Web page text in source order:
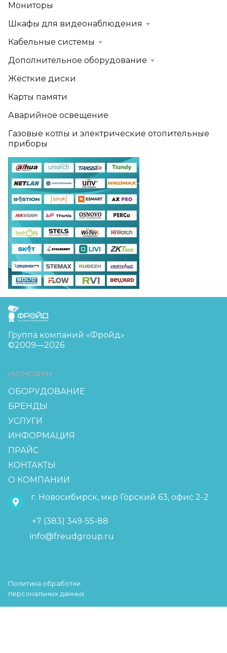
Мониторы
Шкафы для видеонаблюдения
Кабельные системы
Дополнительное оборудование
Жёсткие диски
Карты памяти
Аварийное освещение
Газовые котлы и электрические отопительные
приборы
FreudGroup
Группа компаний «Фройд»
©2009—2026
ISOMORPH
ОБОРУДОВАНИЕ
БРЕНДЫ
УСЛУГИ
ИНФОРМАЦИЯ
ПРАЙС
КОНТАКТЫ
О КОМПАНИИ
г. Новосибирск, мкр Горский 63, офис 2-2
+7 (383) 349-55-88
info@freudgroup.ru
Политика обработки
персональных данных